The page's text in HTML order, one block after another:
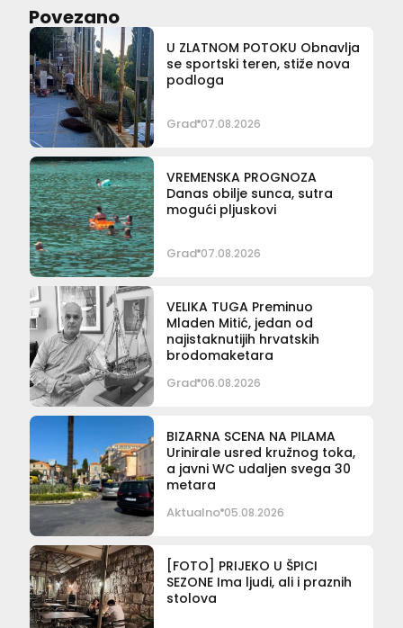
Povezano
U ZLATNOM POTOKU Obnavlja
se sportski teren, stiže nova
podloga
Grad 07.08.2026
VREMENSKA PROGNOZA
Danas obilje sunca, sutra
mogući pljuskovi
Grad 07.08.2026
VELIKA TUGA Preminuo
Mladen Mitić, jedan od
najistaknutijih hrvatskih
brodomaketara
Grad 06.08.2026
BIZARNA SCENA NA PILAMA
Urinirale usred kružnog toka,
a javni WC udaljen svega 30
metara
Aktualno 05.08.2026
[FOTO] PRIJEKO U ŠPICI
SEZONE Ima ljudi, ali i praznih
stolova